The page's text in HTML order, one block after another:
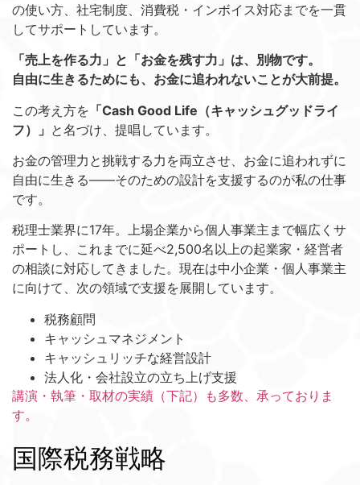
の使い方、社宅制度、消費税・インボイス対応までを一貫
してサポートしています。
「売上を作る力」と「お金を残す力」は、別物です。
自由に生きるためにも、お金に追われないことが大前提。
この考え方を 「Cash Good Life（キャッシュグッドライ
フ）」 と名づけ、提唱しています。
お金の管理力と挑戦する力を両立させ、お金に追われずに
自由に生きる——そのための設計を支援するのが私の仕事
です。
税理士業界に17年。上場企業から個人事業主まで幅広くサ
ポートし、これまでに延べ2,500名以上の起業家・経営者
の相談に対応してきました。現在は中小企業・個人事業主
に向けて、次の領域で支援を展開しています。
税務顧問
キャッシュマネジメント
キャッシュリッチな経営設計
法人化・会社設立の立ち上げ支援
講演・執筆・取材の実績（下記）も多数、承っておりま
す。
国際税務戦略